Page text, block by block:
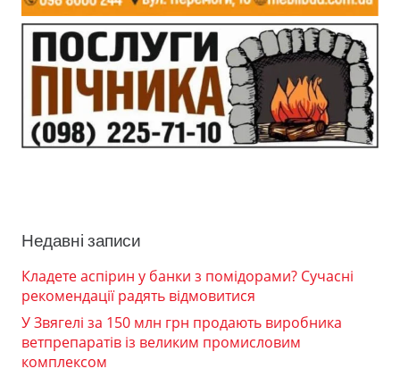
Недавні записи
Кладете аспірин у банки з помідорами? Сучасні
рекомендації радять відмовитися
У Звягелі за 150 млн грн продають виробника
ветпрепаратів із великим промисловим
комплексом